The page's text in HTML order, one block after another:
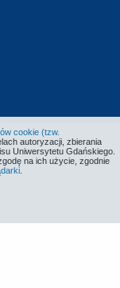
cookie (tzw.
autoryzacji, zbierania
Uniwersytetu Gdańskiego.
na ich użycie, zgodnie